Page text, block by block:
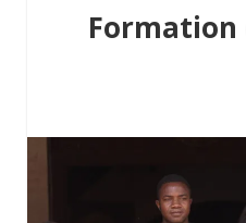
Formation